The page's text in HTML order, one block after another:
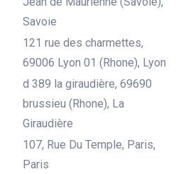
Savoie
121 rue des charmettes,
69006 Lyon 01 (Rhone), Lyon
d 389 la giraudière, 69690
brussieu (Rhone), La
Giraudière
107, Rue Du Temple, Paris,
Paris